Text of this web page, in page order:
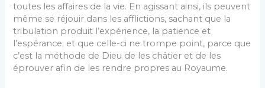
toutes les affaires de la vie. En agissant ainsi, ils peuvent
même se réjouir dans les afflictions, sachant que la
tribulation produit l’expérience, la patience et
l’espérance; et que celle-ci ne trompe point, parce que
c’est la méthode de Dieu de les châtier et de les
éprouver afin de les rendre propres au Royaume.